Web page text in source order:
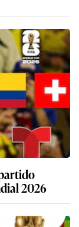
2026